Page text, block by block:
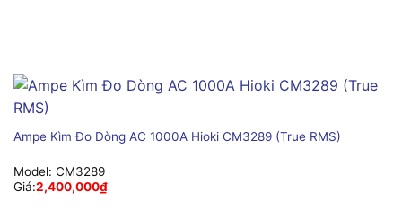
Ampe Kìm Đo Dòng AC 1000A Hioki CM3289 (True RMS)
Model: CM3289
Giá:2,400,000₫